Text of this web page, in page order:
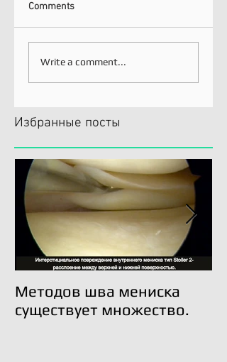
Comments
Write a comment...
Избранные посты
Методов шва мениска
существует множество.